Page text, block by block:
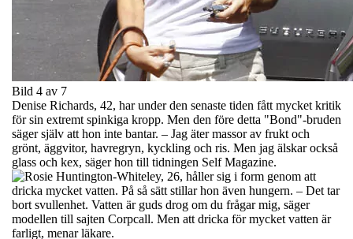
Bild 4 av 7
Denise Richards, 42, har under den senaste tiden fått mycket kritik
för sin extremt spinkiga kropp. Men den före detta "Bond"-bruden
säger själv att hon inte bantar. – Jag äter massor av frukt och
grönt, äggvitor, havregryn, kyckling och ris. Men jag älskar också
glass och kex, säger hon till tidningen Self Magazine.